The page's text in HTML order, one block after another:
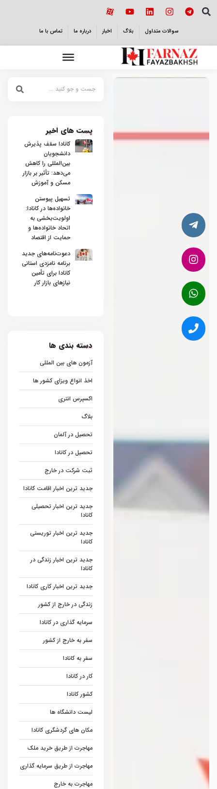
سوالات متداول بلاگ اخبار درباره ما تماس با ما
پست های اخیر
کانادا سقف پذیرش
دانشجویان
بین‌المللی را کاهش
می‌دهد: تأثیر بر بازار
مسکن و آموزش
تسهیل پیوستن
خانواده‌ها در کانادا:
اولویت‌بخشی به
اتحاد خانواده‌ها و
حمایت از اقتصاد
دعوت‌نامه‌های جدید
برنامه نامزدی استانی
کانادا برای تأمین
نیازهای بازار کار
دسته بندی ها
آزمون های بین المللی
اخذ انواع ویزای کشور ها
اکسپرس انتری
بلاگ
تحصیل در آلمان
تحصیل در کانادا
ثبت شرکت در خارج
جدید ترین اخبار اقامت کانادا
جدید ترین اخبار تحصیلی
کانادا
جدید ترین اخبار توریستی
کانادا
جدید ترین اخبار زندگی در
کانادا
جدید ترین اخبار کاری کانادا
زندگی در خارج از کشور
سرمایه گذاری در کانادا
سفر به خارج از کشور
سفر به کانادا
کار در کانادا
کشور کانادا
لیست دانشگاه ها
مکان های گردشگری کانادا
مهاجرت از طریق خرید ملک
مهاجرت از طریق سرمایه گذاری
مهاجرت به خارج